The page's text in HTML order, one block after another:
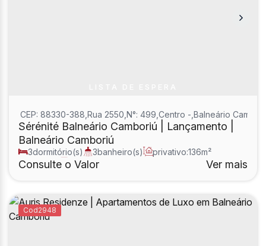
Sérénité Balneário Camboriú | Lançamento |
Balneário Camboriú
Consulte o Valor
CEP: 88330-388 Rua 2550 N°: 499 Centro Balneário
3dormitório(s) 3banheiro(s) privativo:136m²
1sala(s) 3 suíte(s) Ver mais
2948